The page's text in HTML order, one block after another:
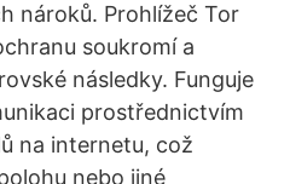
nároků. Prohlížeč Tor
soukromí a
následky. Funguje
prostřednictvím
na internetu, což
nebo jiné